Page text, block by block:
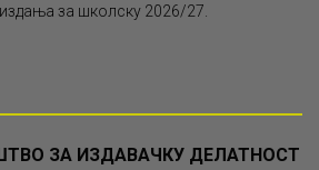
за школску 2026/27.
ЗА ИЗДАВАЧКУ ДЕЛАТНОСТ